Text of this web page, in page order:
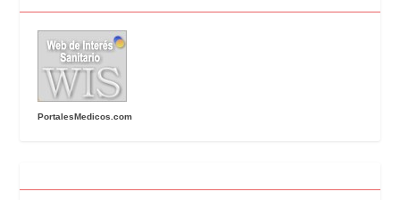
PortalesMedicos.com